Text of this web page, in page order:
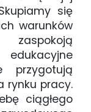
się
warunków
przygotują
rynku pracy.
ciągłego